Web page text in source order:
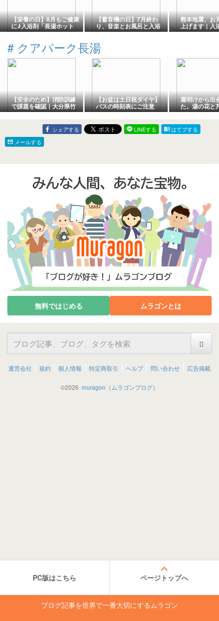
【栄養の日】8月もご健康
に♪入浴剤「長湯ホット
タブ」｜大分県竹田市長
【蓄音機の日】7月終わ
り、音楽とお風呂と入浴
剤「長湯ホットタブ」｜
お土産
熊本地震、お
上げます｜入
ホットタブ」
# クアパーク長湯
【安全のため】消防訓練
で課題を確認｜大分県竹
田市長湯温泉ホテル「ク
アパーク長湯」
【お盆は土日祝ダイヤ】
バスの時刻表にご注意
を！｜大分県竹田市長湯
温泉ホテル「クアパーク
長湯」
週明けから出
た。湯の花と
大分県竹田市
テル「クアパ
シェアする LINEする
はてブする
メールする
無料ではじめる ムラゴンとは
運営会社 規約 個人情報 特定商取引 ヘルプ 問い合わせ 広告掲載
©2026 muragon（ムラゴンブログ）
PC版はこちら ページトップへ
ブログ記事を世界で一番大切にするムラゴン